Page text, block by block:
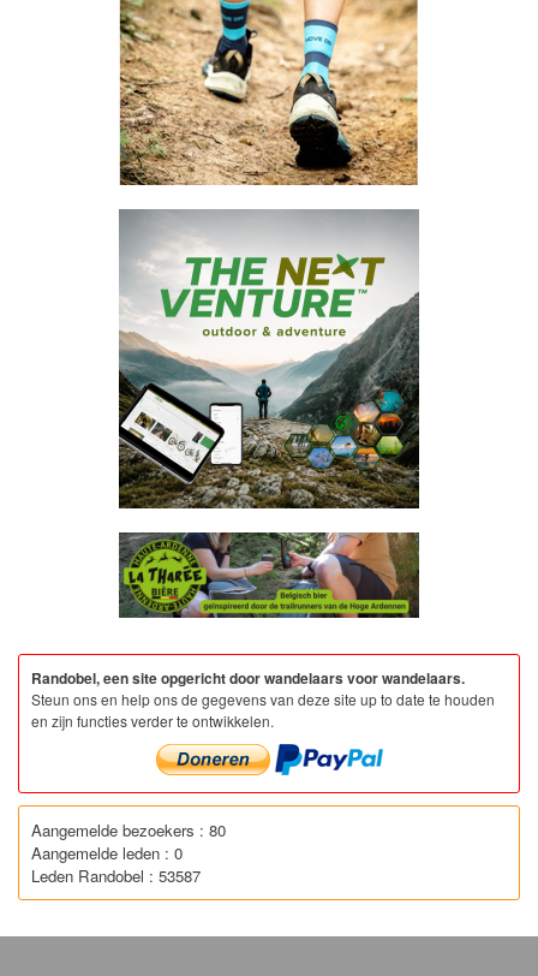
Randobel, een site opgericht door wandelaars voor wandelaars.
Steun ons en help ons de gegevens van deze site up to date te houden
en zijn functies verder te ontwikkelen.
Aangemelde bezoekers : 80
Aangemelde leden : 0
Leden Randobel : 53587